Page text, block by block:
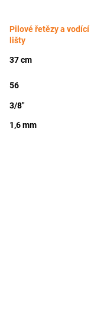
Pilové řetězy a vodící
lišty
37 cm
56
3/8"
1,6 mm